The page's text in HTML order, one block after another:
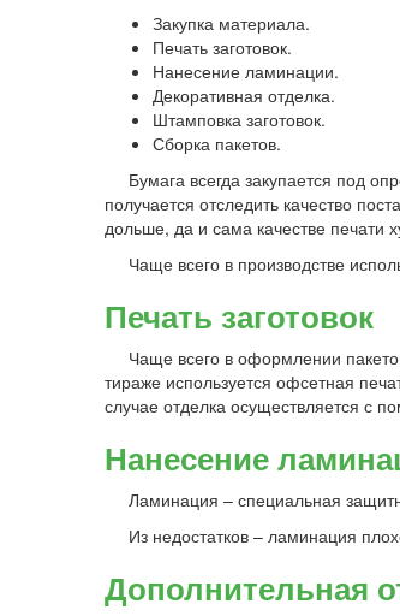
Закупка материала.
Печать заготовок.
Нанесение ламинации.
Декоративная отделка.
Штамповка заготовок.
Сборка пакетов.
Бумага всегда закупается под
получается отследить качество
дольше, да и сама качестве печати
Чаще всего в производстве
Печать заготовок
Чаще всего в оформлении
тираже используется офсетная
случае отделка осуществляется с
Нанесение
Ламинация – специальная
Из недостатков – ламинация
Дополнительная